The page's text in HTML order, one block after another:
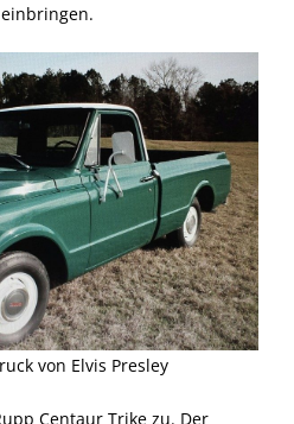
einbringen.
von Elvis Presley
Centaur Trike zu. Der